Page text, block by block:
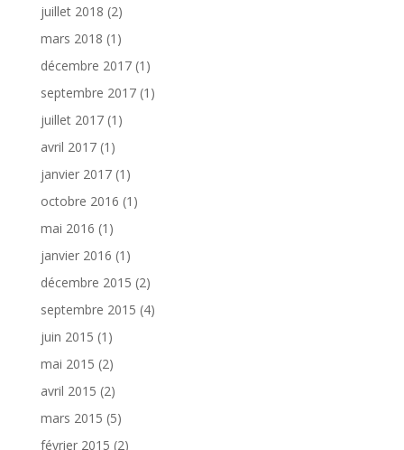
juillet 2018 (2)
mars 2018 (1)
décembre 2017(1)
septembre 2017(1)
juillet 2017(1)
avril 2017(1)
janvier 2017(1)
octobre 2016 (1)
mai 2016 (1)
janvier 2016 (1)
décembre 2015 (2)
septembre 2015 (4)
juin 2015 (1)
mai 2015 (2)
avril 2015 (2)
mars 2015 (5)
février 2015 (2)